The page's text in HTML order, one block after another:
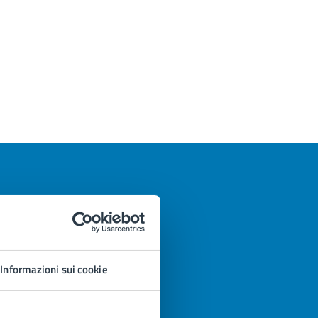
Informazioni sui cookie